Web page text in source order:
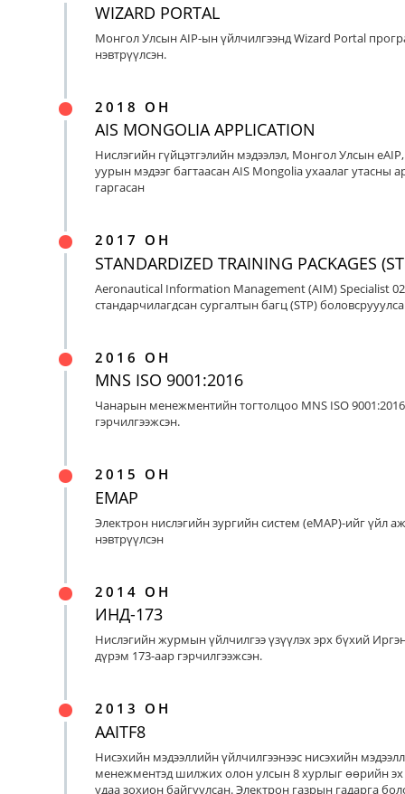
WIZARD PORTAL
Монгол Улсын AIP-ын үйлчилгээнд Wizard Portal
нэвтрүүлсэн.
2018 ОН
AIS MONGOLIA APPLICATION
Нислэгийн гүйцэтгэлийн мэдээлэл, Монгол Улсын
уурын мэдээг багтаасан AIS Mongolia ухаалаг утасны
гаргасан
2017 ОН
STANDARDIZED TRAINING PACKAGES
Aeronautical Information Management (AIM) Specialist
стандарчилагдсан сургалтын багц (STP)
2016 ОН
MNS ISO 9001:2016
Чанарын менежментийн тогтолцоо MNS ISO
гэрчилгээжсэн.
2015 ОН
EMAP
Электрон нислэгийн зургийн систем (eMAP)-ийг үйл
нэвтрүүлсэн
2014 ОН
ИНД-173
Нислэгийн журмын үйлчилгээ үзүүлэх эрх бүхий
дүрэм 173-аар гэрчилгээжсэн.
2013 ОН
AAITF8
Нисэхийн мэдээллийн үйлчилгээнээс нисэхийн
менежментэд шилжих олон улсын 8 хурлыг өөрийн
удаа зохион байгуулсан. Электрон газрын гадарга